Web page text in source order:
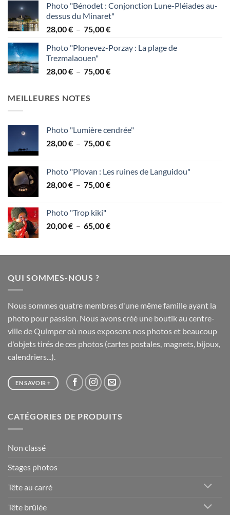
prix :
38,00 €
à
Photo "Bénodet : Conjonction Lune-Pléiades au-
dessus du Minaret"
28,00€ – 75,00€Plage
prix :
à
Photo "Plonevez-Porzay : La plage de
Trezmalaouen"
28,00€ – 75,00€Plage
MEILLEURES NOTES
Photo "Lumière cendrée"
28,00€ – 75,00€Plage
28,00 €
à
Photo "Plovan : Les ruines de Languidou"
28,00€ – 75,00€Plage
à
Photo "Trop kiki"
20,00€ – 65,00€Plage
20,00 €
QUI SOMMES-NOUS ?
Nous sommes quatre membres d'une même famille ayant la
photo pour passion. Nous avons créé une boutik au centre-
ville de Quimper où nous exposons nos photos et beaucoup
d'objets tirés de ces photos (cartes postales, magnets, bijoux,
calendriers...).
EN SAVOIR +
CATÉGORIES DE PRODUITS
Non classé
Stages photos
Tête au carré
Tête brûlée